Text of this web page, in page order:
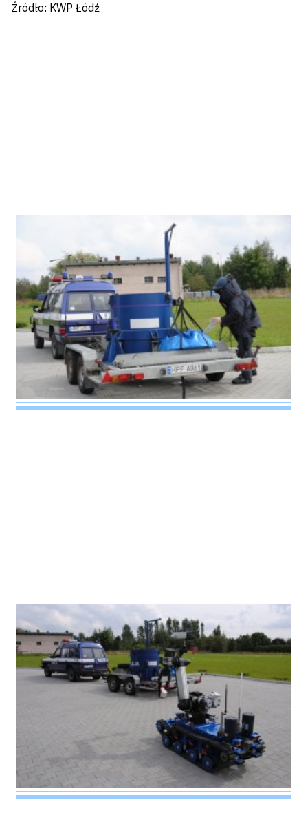
Źródło: KWP Łódź